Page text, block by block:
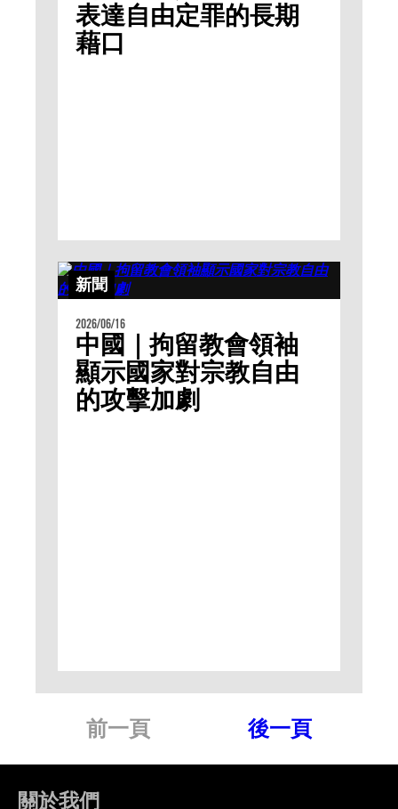
表達自由定罪的長期
藉口
新聞
2026/06/16
中國｜拘留教會領袖
顯示國家對宗教自由
的攻擊加劇
前一頁 後一頁
關於我們